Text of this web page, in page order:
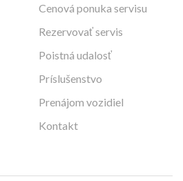
Cenová ponuka servisu
Rezervovať servis
Poistná udalosť
Príslušenstvo
Prenájom vozidiel
Kontakt